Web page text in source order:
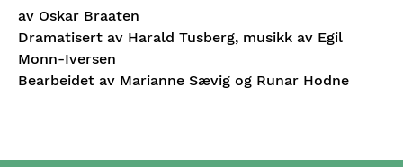
av Oskar Braaten
Dramatisert av Harald Tusberg, musikk av Egil
Monn-Iversen
Bearbeidet av Marianne Sævig og Runar Hodne